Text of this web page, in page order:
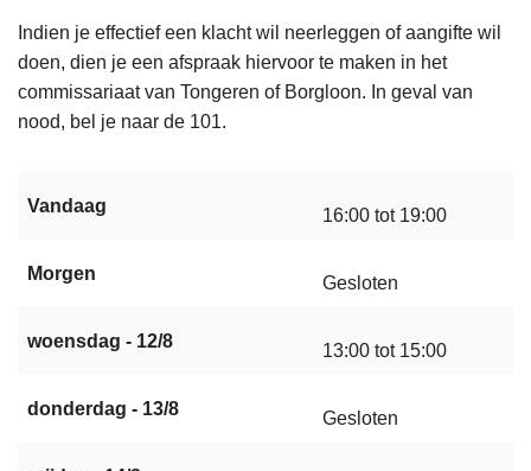
Indien je effectief een klacht wil neerleggen of aangifte wil
doen, dien je een afspraak hiervoor te maken in het
commissariaat van Tongeren of Borgloon. In geval van
nood, bel je naar de 101.
Vandaag 16:00 tot 19:00
Morgen Gesloten
woensdag - 12/8 13:00 tot 15:00
donderdag - 13/8 Gesloten